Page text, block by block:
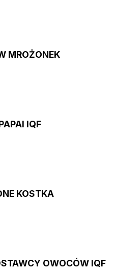
MROŻONEK
IQF
KOSTKA
OWOCÓW IQF